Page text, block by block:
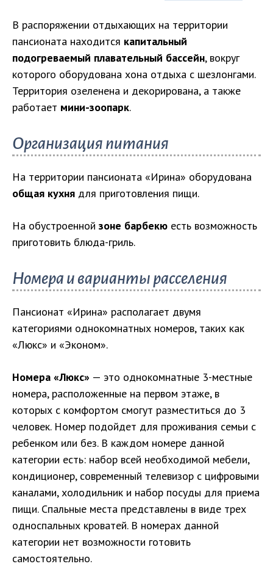
В распоряжении отдыхающих на территории
пансионата находится капитальный
подогреваемый плавательный бассейн, вокруг
которого оборудована хона отдыха с шезлонгами.
Территория озеленена и декорирована, а также
работает мини-зоопарк.
Организация питания
На территории пансионата «Ирина» оборудована
общая кухня для приготовления пищи.
На обустроенной зоне барбекю есть возможность
приготовить блюда-гриль.
Номера и варианты расселения
Пансионат «Ирина» располагает двумя
категориями однокомнатных номеров, таких как
«Люкс» и «Эконом».
Номера «Люкс» — это однокомнатные 3-местные
номера, расположенные на первом этаже, в
которых с комфортом смогут разместиться до 3
человек. Номер подойдет для проживания семьи с
ребенком или без. В каждом номере данной
категории есть: набор всей необходимой мебели,
кондиционер, современный телевизор с цифровыми
каналами, холодильник и набор посуды для приема
пищи. Спальные места представлены в виде трех
односпальных кроватей. В номерах данной
категории нет возможности готовить
самостоятельно.